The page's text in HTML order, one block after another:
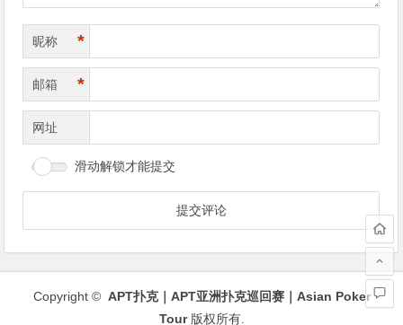
昵称 *
邮箱 *
网址
滑动解锁才能提交
Copyright © APT扑克｜APT亚洲扑克巡回赛｜Asian Poker
Tour 版权所有.